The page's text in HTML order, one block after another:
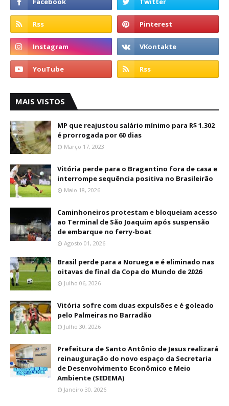
MAIS VISTOS
MP que reajustou salário mínimo para R$ 1.302
é prorrogada por 60 dias
Março 17, 2023
Vitória perde para o Bragantino fora de casa e
interrompe sequência positiva no Brasileirão
Maio 18, 2026
Caminhoneiros protestam e bloqueiam acesso
ao Terminal de São Joaquim após suspensão
de embarque no ferry-boat
Agosto 01, 2026
Brasil perde para a Noruega e é eliminado nas
oitavas de final da Copa do Mundo de 2026
Julho 06, 2026
Vitória sofre com duas expulsões e é goleado
pelo Palmeiras no Barradão
Julho 30, 2026
Prefeitura de Santo Antônio de Jesus realizará
reinauguração do novo espaço da Secretaria
de Desenvolvimento Econômico e Meio
Ambiente (SEDEMA)
Janeiro 30, 2026